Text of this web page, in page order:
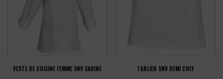
VESTE DE CUISINE FEMME SNV SABINE TABLIER SNV DEMI CHEF